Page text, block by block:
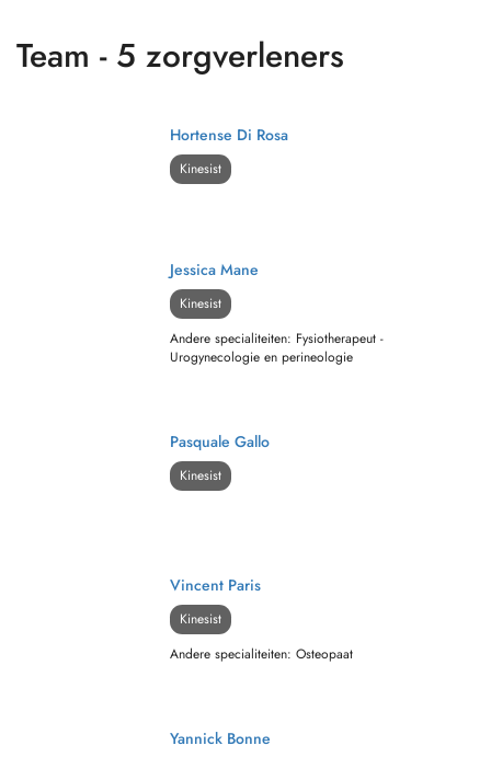
Team - 5 zorgverleners
Hortense Di Rosa
Kinesist
Jessica Mane
Kinesist
Andere specialiteiten: Fysiotherapeut -
Urogynecologie en perineologie
Pasquale Gallo
Kinesist
Vincent Paris
Kinesist
Andere specialiteiten: Osteopaat
Yannick Bonne